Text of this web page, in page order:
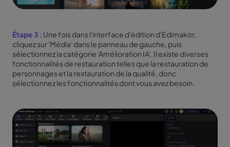
Étape 3 : Une fois dans l'interface d'édition d'Edimakor,
cliquez sur 'Média' dans le panneau de gauche, puis
sélectionnez la catégorie 'Amélioration IA'. Il existe diverses
fonctionnalités de restauration telles que la restauration de
personnages et la restauration de la qualité, donc
sélectionnez les fonctionnalités dont vous avez besoin.